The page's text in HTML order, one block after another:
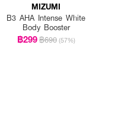
MIZUMI
B3 AHA Intense White
Body Booster
฿299฿690 (57%)